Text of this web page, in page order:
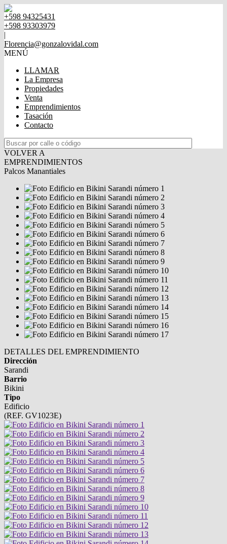
+598 94325431
+598 93303979
|
Florencia@gonzalovidal.com
MENÚ
LLAMAR
La Empresa
Propiedades
Venta
Emprendimientos
Tasación
Contacto
VOLVER A
EMPRENDIMIENTOS
Palcos Manantiales
DETALLES DEL EMPRENDIMIENTO
Dirección
Sarandi
Barrio
Bikini
Tipo
Edificio
(REF. GV1023E)